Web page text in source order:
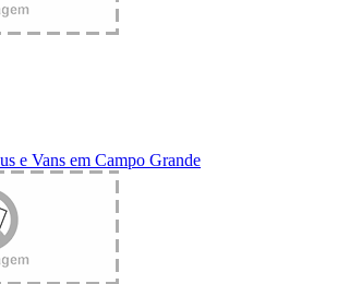
e Vans em Campo Grande